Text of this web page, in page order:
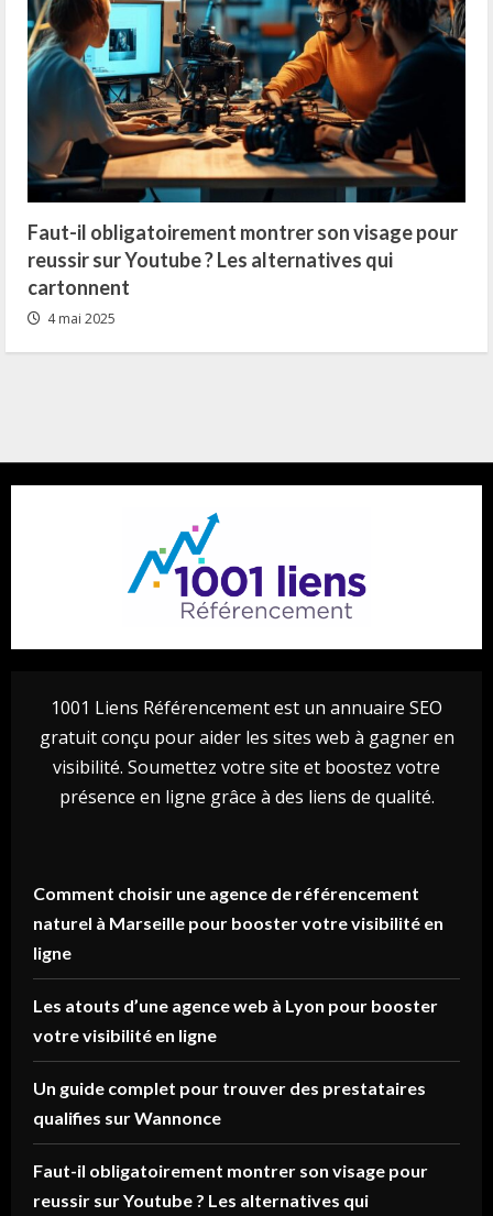
Faut-il obligatoirement montrer son visage pour
reussir sur Youtube ? Les alternatives qui
cartonnent
4 mai 2025
1001 Liens Référencement est un annuaire SEO
gratuit conçu pour aider les sites web à gagner en
visibilité. Soumettez votre site et boostez votre
présence en ligne grâce à des liens de qualité.
Comment choisir une agence de référencement
naturel à Marseille pour booster votre visibilité en
ligne
Les atouts d’une agence web à Lyon pour booster
votre visibilité en ligne
Un guide complet pour trouver des prestataires
qualifies sur Wannonce
Faut-il obligatoirement montrer son visage pour
reussir sur Youtube ? Les alternatives qui